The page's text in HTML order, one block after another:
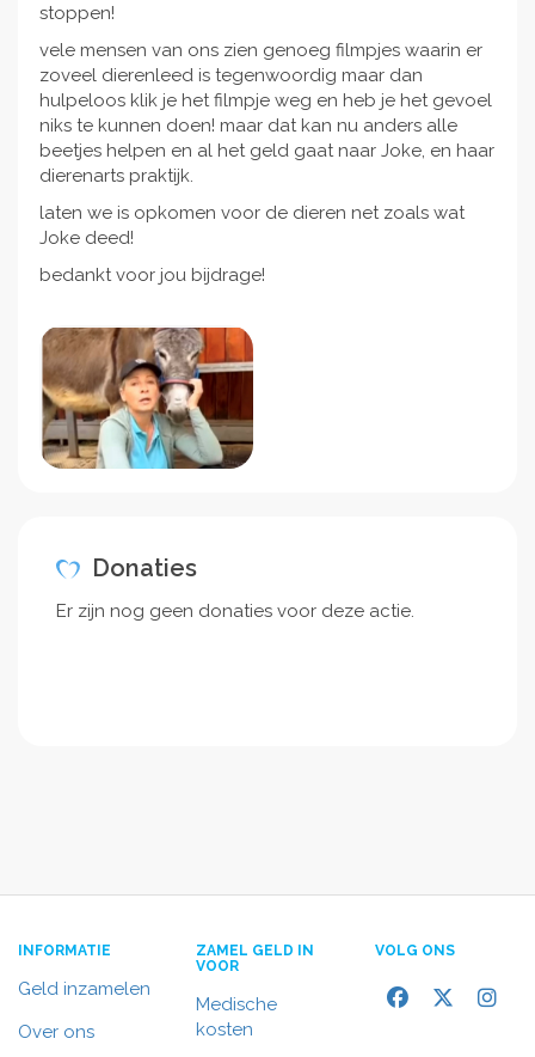
stoppen!
vele mensen van ons zien genoeg filmpjes waarin er
zoveel dierenleed is tegenwoordig maar dan
hulpeloos klik je het filmpje weg en heb je het gevoel
niks te kunnen doen! maar dat kan nu anders alle
beetjes helpen en al het geld gaat naar Joke, en haar
dierenarts praktijk.
laten we is opkomen voor de dieren net zoals wat
Joke deed!
bedankt voor jou bijdrage!
Donaties
Er zijn nog geen donaties voor deze actie.
INFORMATIE
Geld inzamelen
Over ons
ZAMEL GELD IN
VOOR
Medische
kosten
VOLG ONS